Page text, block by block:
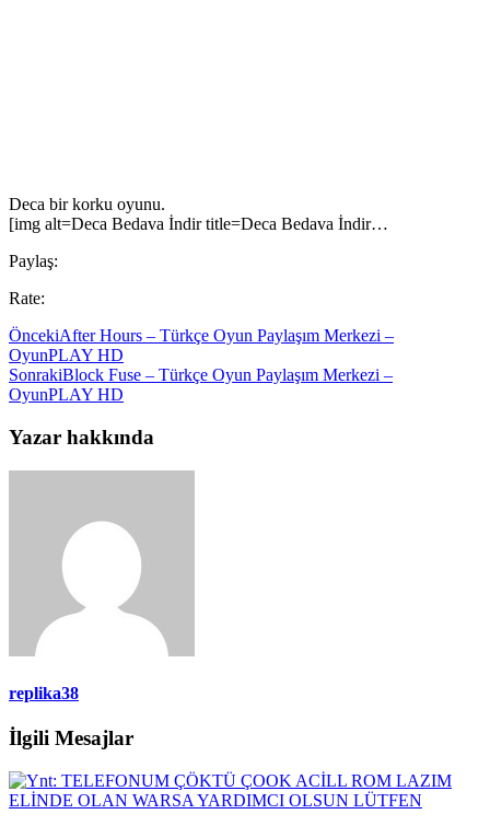
Deca bir korku oyunu.
[img alt=Deca Bedava İndir title=Deca Bedava İndir…
Paylaş:
Rate:
ÖncekiAfter Hours – Türkçe Oyun Paylaşım Merkezi –
OyunPLAY HD
SonrakiBlock Fuse – Türkçe Oyun Paylaşım Merkezi –
OyunPLAY HD
Yazar hakkında
replika38
İlgili Mesajlar